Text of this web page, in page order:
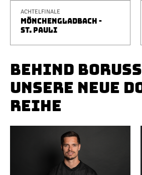
ACHTELFINALE
MÖNCHENGLADBACH -
ST. PAULI
BEHIND
UNSERE NEUE
REIHE